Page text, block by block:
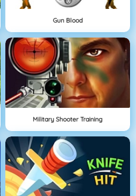
Gun Blood
Military Shooter Training